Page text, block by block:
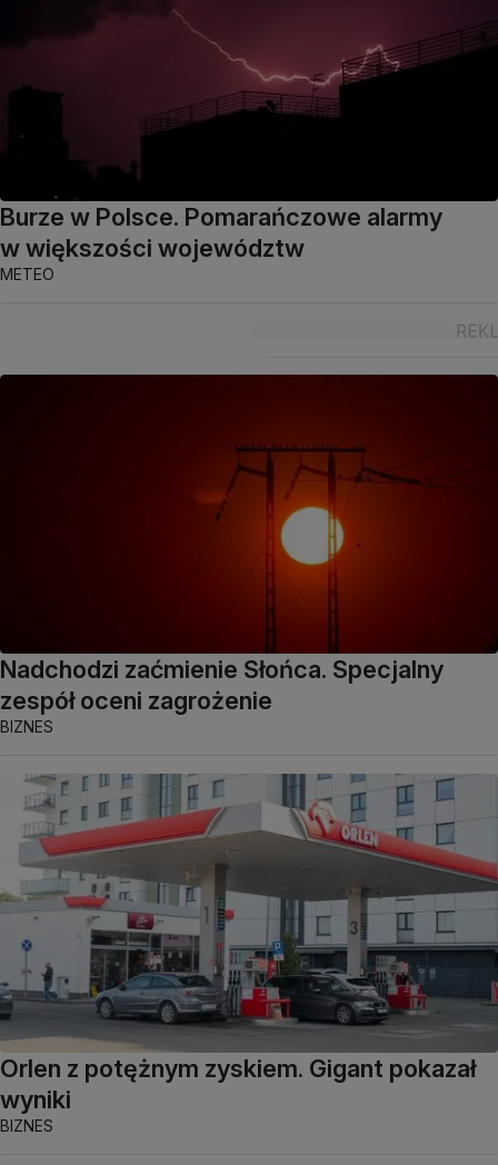
Burze w Polsce. Pomarańczowe alarmy
w większości województw
METEO
Nadchodzi zaćmienie Słońca. Specjalny
zespół oceni zagrożenie
BIZNES
Orlen z potężnym zyskiem. Gigant pokazał
wyniki
BIZNES